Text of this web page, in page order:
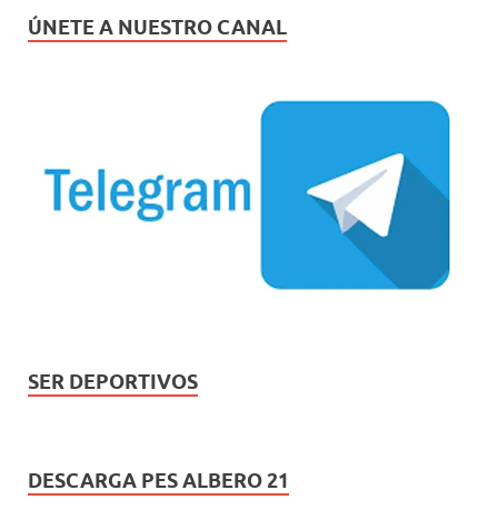
ÚNETE A NUESTRO CANAL
SER DEPORTIVOS
DESCARGA PES ALBERO 21